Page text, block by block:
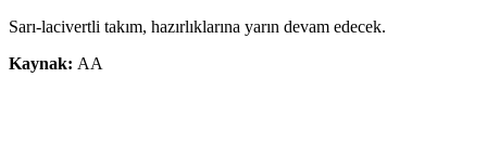
Sarı-lacivertli takım, hazırlıklarına yarın devam edecek.
Kaynak: AA